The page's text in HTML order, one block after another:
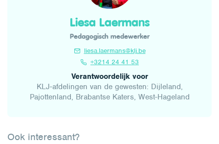
Liesa Laermans
Pedagogisch medewerker
liesa.laermans@klj.be
+3214 24 41 53
Verantwoordelijk voor
KLJ-afdelingen van de gewesten: Dijleland,
Pajottenland, Brabantse Katers, West-Hageland
Ook interessant?